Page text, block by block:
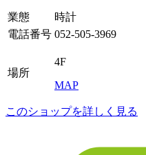
業態
時計
電話番号 052-505-3969
場所
4F
MAP
このショップを詳しく見る